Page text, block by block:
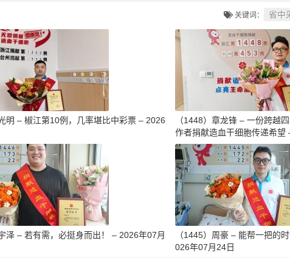
关键词： 省中
明 – 椒江第10例，几率堪比中彩票 – 2026
（1448）章龙锋 – 一份跨越
作者捐献造血干细胞传递希望
泽 – 若有需，必挺身而出！ – 2026年07月
（1445）周豪 – 能帮一把的
026年07月24日